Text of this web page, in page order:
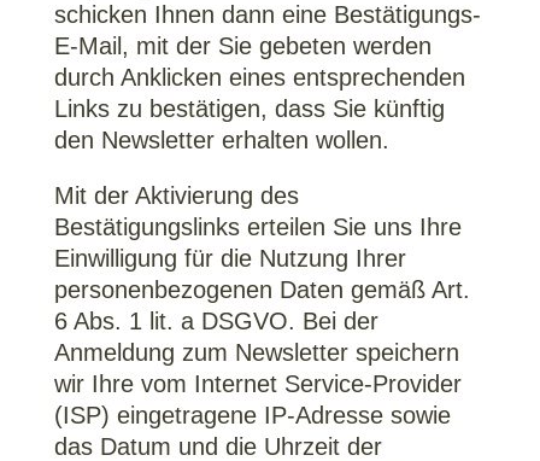
schicken Ihnen dann eine Bestätigungs-
E-Mail, mit der Sie gebeten werden
durch Anklicken eines entsprechenden
Links zu bestätigen, dass Sie künftig
den Newsletter erhalten wollen.
Mit der Aktivierung des
Bestätigungslinks erteilen Sie uns Ihre
Einwilligung für die Nutzung Ihrer
personenbezogenen Daten gemäß Art.
6 Abs. 1 lit. a DSGVO. Bei der
Anmeldung zum Newsletter speichern
wir Ihre vom Internet Service-Provider
(ISP) eingetragene IP-Adresse sowie
das Datum und die Uhrzeit der